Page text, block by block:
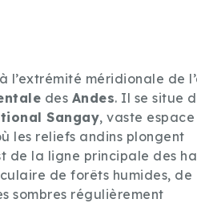
l’extrémité méridionale de
des Andes. Il se situe
Sangay, vaste espace
les reliefs andins plongent
de la ligne principale des
de forêts humides, de
sombres régulièrement